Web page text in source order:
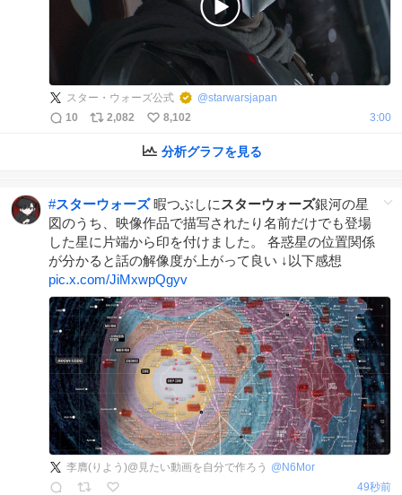
スター・ウォーズ公式 @starwarsjapan
10
2,082 8,102 3:00
分析グラフを見る
#スターウォーズ暇つぶしに スターウォーズ銀河の星
図のうち、映像作品で描写されたり名前だけでも登場
した星に片端から印を付けました。 各惑星の位置関係
が分かると話の解像度が上がって良い ↓以下感想
pic.x.com/JiMxwpQgyv
李膺(りよう)@見たい動画を自分で作ろう @ N6Mor
1分前